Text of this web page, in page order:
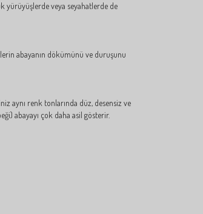
yürüyüşlerde veya seyahatlerde de
abayanın dökümünü ve duruşunu
aynı renk tonlarında düz, desensiz ve
abayayı çok daha asil gösterir.